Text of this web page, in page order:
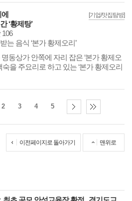
[기업/맛집탐방]
‘황제탕’
106
는 음식 ‘본가 황제오리’
동상가 안쪽에 자리 잡은 ‘본가 황제오
숙을 주요리로 하고 있는 ‘본가 황제오리
2 3 4 5
이전페이지로 돌아가기 맨위로